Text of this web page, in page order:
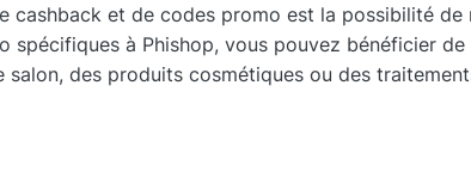
cashback et de codes promo est la possibilité de
spécifiques à Phishop, vous pouvez bénéficier
des produits cosmétiques ou des